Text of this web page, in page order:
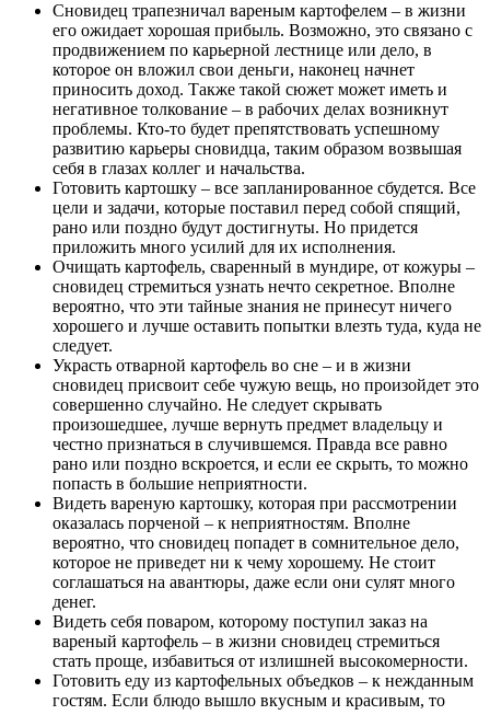
Сновидец трапезничал вареным картофелем – в жизни
его ожидает хорошая прибыль. Возможно, это связано с
продвижением по карьерной лестнице или дело, в
которое он вложил свои деньги, наконец начнет
приносить доход. Также такой сюжет может иметь и
негативное толкование – в рабочих делах возникнут
проблемы. Кто-то будет препятствовать успешному
развитию карьеры сновидца, таким образом возвышая
себя в глазах коллег и начальства.
Готовить картошку – все запланированное сбудется. Все
цели и задачи, которые поставил перед собой спящий,
рано или поздно будут достигнуты. Но придется
приложить много усилий для их исполнения.
Очищать картофель, сваренный в мундире, от кожуры –
сновидец стремиться узнать нечто секретное. Вполне
вероятно, что эти тайные знания не принесут ничего
хорошего и лучше оставить попытки влезть туда, куда не
следует.
Украсть отварной картофель во сне – и в жизни
сновидец присвоит себе чужую вещь, но произойдет это
совершенно случайно. Не следует скрывать
произошедшее, лучше вернуть предмет владельцу и
честно признаться в случившемся. Правда все равно
рано или поздно вскроется, и если ее скрыть, то можно
попасть в большие неприятности.
Видеть вареную картошку, которая при рассмотрении
оказалась порченой – к неприятностям. Вполне
вероятно, что сновидец попадет в сомнительное дело,
которое не приведет ни к чему хорошему. Не стоит
соглашаться на авантюры, даже если они сулят много
денег.
Видеть себя поваром, которому поступил заказ на
вареный картофель – в жизни сновидец стремиться
стать проще, избавиться от излишней высокомерности.
Готовить еду из картофельных объедков – к нежданным
гостям. Если блюдо вышло вкусным и красивым, то